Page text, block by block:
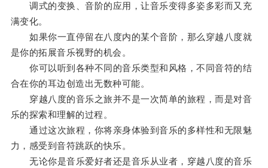
调式的变换、音阶的应用，让音乐变得多姿多彩而又充
满变化。
如果你一直停留在八度内的某个音阶，那么穿越八度就
是你的拓展音乐视野的机会。
你可以听到各种不同的音乐类型和风格，不同音符的结
合在你的耳边创造出无数种可能。
穿越八度的音乐之旅并不是一次简单的旅程，而是对音
乐的探索和理解的过程。
通过这次旅程，你将亲身体验到音乐的多样性和无限魅
力，感受到音符跳跃的快乐。
无论你是音乐爱好者还是音乐从业者，穿越八度的音乐